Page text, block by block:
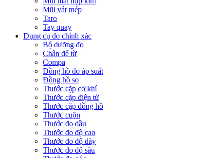
Mũi vát mép
Taro
Tay quay
Dụng cụ đo chính xác
Bộ dưỡng đo
Chân đế từ
Compa
Đồng hồ đo áp suất
Đồng hồ so
Thước cặp cơ khí
Thước cặp điện tử
Thước cặp đồng hồ
Thước cuộn
Thước đo dầu
Thước đo độ cao
Thước đo độ dày
Thước đo độ sâu